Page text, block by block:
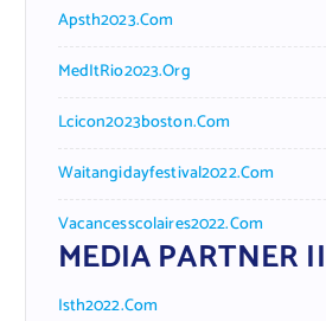
Apsth2023.com
MedItRio2023.org
Lcicon2023boston.com
Waitangidayfestival2022.com
Vacancesscolaires2022.com
MEDIA PARTNER II
Isth2022.com